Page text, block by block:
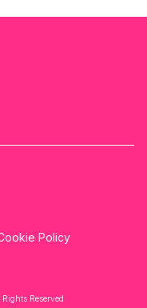
Policy
Reserved